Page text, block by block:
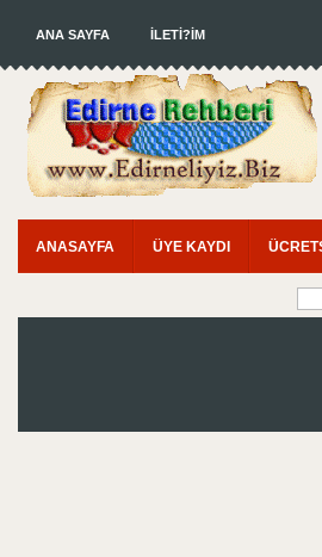
ANA SAYFA İLETİ?İM
ANASAYFA ÜYE KAYDI